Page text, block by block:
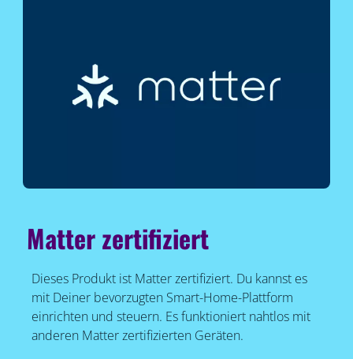
Matter zertifiziert
Dieses Produkt ist Matter zertifiziert. Du kannst es
mit Deiner bevorzugten Smart-Home-Plattform
einrichten und steuern. Es funktioniert nahtlos mit
anderen Matter zertifizierten Geräten.